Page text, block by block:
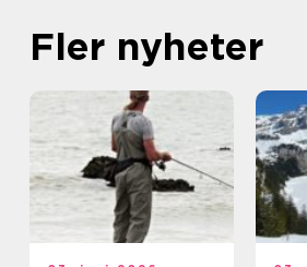
Fler nyheter